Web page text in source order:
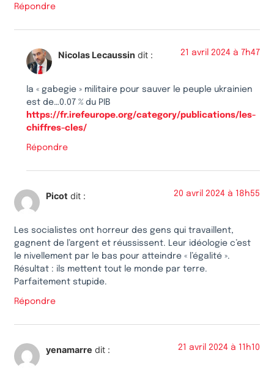
Répondre
Nicolas Lecaussin dit : 21 avril 2024 à 7h47
la « gabegie » militaire pour sauver le peuple ukrainien
est de…0.07 % du PIB
https://fr.irefeurope.org/category/publications/les-
chiffres-cles/
Répondre
Picot dit : 20 avril 2024 à 18h55
Les socialistes ont horreur des gens qui travaillent,
gagnent de l’argent et réussissent. Leur idéologie c’est
le nivellement par le bas pour atteindre « l’égalité ».
Résultat : ils mettent tout le monde par terre.
Parfaitement stupide.
Répondre
yenamarre dit : 21 avril 2024 à 11h10